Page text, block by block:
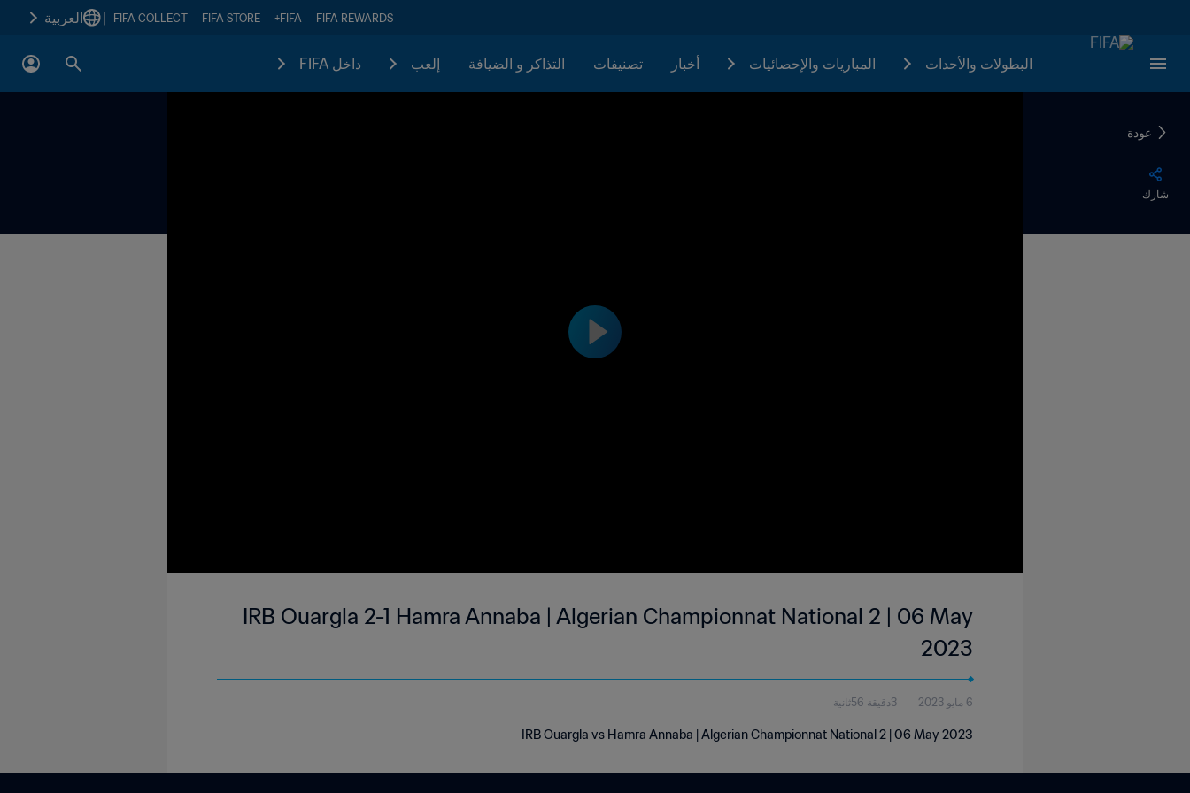
FIFA REWARDS
FIFA+
FIFA STORE
FIFA COLLECT العربية
البطولات والأحدات المباريات والإحصائيات أخبار تصنيفات التذاكر و الضيافة إلعب داخل FIFA
عودة
شارك
IRB Ouargla 2-1 Hamra Annaba | Algerian Championnat National 2 | 06 May
2023
6 مايو 2023 3دقيقة 56ثانية
IRB Ouargla vs Hamra Annaba | Algerian Championnat National 2 | 06 May 2023